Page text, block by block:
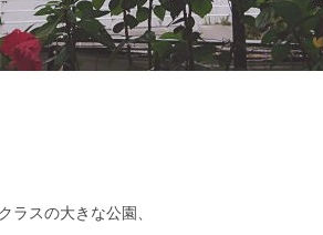
ラスの大きな公園、